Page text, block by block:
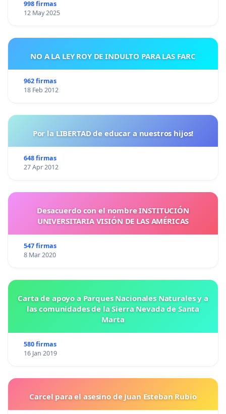
998 firmas
12 May 2025
NO A LA LEY ROY DE INDULTO PARA LAS FARC
962 firmas
18 Feb 2012
Por la LIBERTAD de educar a nuestros hijos!
648 firmas
27 Apr 2012
Desacuerdo con el nombre INSTITUCIÓN
UNIVERSITARIA VISIÓN DE LAS AMÉRICAS
547 firmas
8 Mar 2020
Carta de apoyo a Parques Nacionales Naturales y a
las comunidades de la Sierra Nevada de Santa
Marta
580 firmas
16 Jan 2019
Carcel para el asesino de Juan Esteban Rubio